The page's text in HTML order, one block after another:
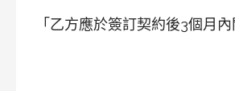
「乙方應於簽訂契約後3個月內